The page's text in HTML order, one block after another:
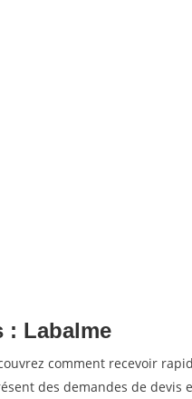
: Labalme
comment recevoir
des demandes de devis